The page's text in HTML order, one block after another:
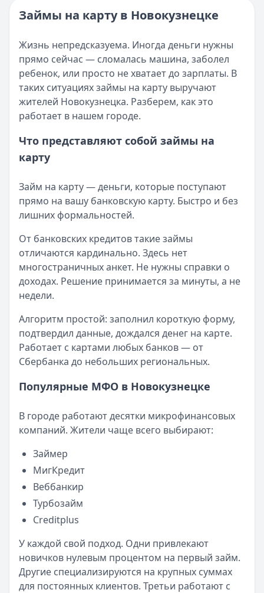
Категория:МФО и микрозаймы
Все статьи
Возврат переплаты в «Займере»: актуальная
Опубликовано:5 декабря 2025 г.
Категория:МФО
Читать новость
Срочный микрозайм 15 000 ₽ на карту: свежая
Кратко:Нужны 15 000 рублей на карту прямо сегодня?
Опубликовано: 5 декабря 2025 г.
Читать новость
Рекордный рост доли клиентов МФО с iPhone: что
Опубликовано:5 декабря 2025 г.
Категория:МФО
Читать новость
Кратко:Авторизация через Госуслуги ускоряет
Опубликовано:23 ноября 2025 г.
Категория:МФО
Читать новость
Смс о «одобренном займе» от Bigmani Ru: как
Кратко:Пришло СМС об одобрении займа от Bigmani
Опубликовано:23 ноября 2025 г.
Категория:МФО
Читать новость
Займы на карту в Новокузнецке
Жизнь непредсказуема. Иногда деньги нужны
прямо сейчас — сломалась машина, заболел
ребенок, или просто не хватает до зарплаты. В
таких ситуациях займы на карту выручают
жителей Новокузнецка. Разберем, как это
работает в нашем городе.
Что представляют собой займы на
карту
Займ на карту — деньги, которые поступают
прямо на вашу банковскую карту. Быстро и без
лишних формальностей.
От банковских кредитов такие займы
отличаются кардинально. Здесь нет
многостраничных анкет. Не нужны справки о
доходах. Решение принимается за минуты, а не
недели.
Алгоритм простой: заполнил короткую форму,
подтвердил данные, дождался денег на карте.
Работает с картами любых банков — от
Сбербанка до небольших региональных.
Популярные МФО в Новокузнецке
В городе работают десятки микрофинансовых
компаний. Жители чаще всего выбирают:
Займер
МигКредит
Веббанкир
Турбозайм
Creditplus
У каждой свой подход. Одни привлекают
новичков нулевым процентом на первый займ.
Другие специализируются на крупных суммах
для постоянных клиентов. Третьи работают с